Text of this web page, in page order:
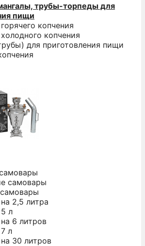
трубы-торпеды для
пищи
копчения
копчения
для приготовления пищи
самовары
2,5 литра
л
6 литров
л
30 литров